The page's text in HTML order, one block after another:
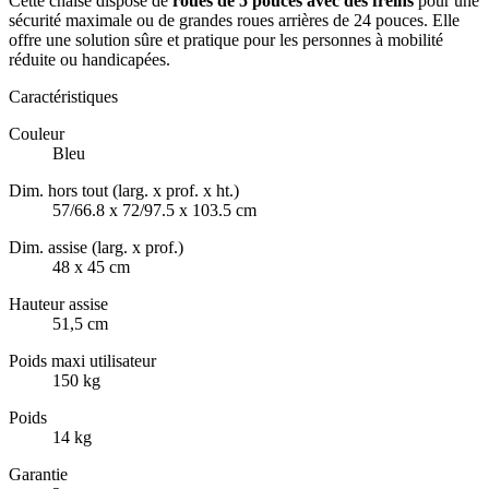
sécurité maximale ou de grandes roues arrières de 24 pouces. Elle
offre une solution sûre et pratique pour les personnes à mobilité
réduite ou handicapées.
Caractéristiques
Couleur
Bleu
Dim. hors tout (larg. x prof. x ht.)
57/66.8 x 72/97.5 x 103.5 cm
Dim. assise (larg. x prof.)
48 x 45 cm
Hauteur assise
51,5 cm
Poids maxi utilisateur
150 kg
Poids
14 kg
Garantie